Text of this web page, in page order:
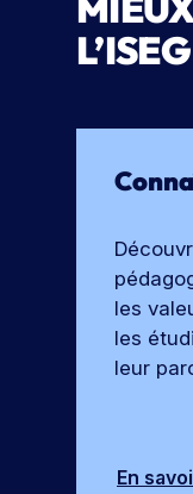
e
s
L’ISEG
les
les
leur
En